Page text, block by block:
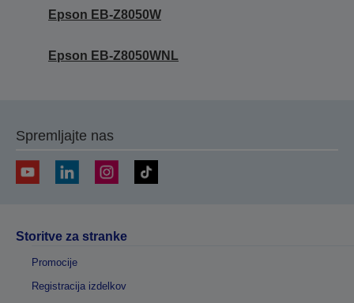
Epson EB-Z8050W
Epson EB-Z8050WNL
Spremljajte nas
Storitve za stranke
Promocije
Registracija izdelkov